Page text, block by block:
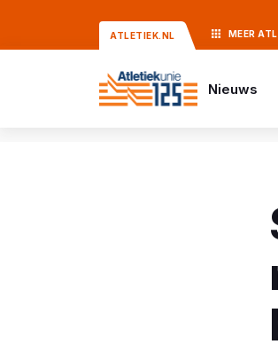
ATLETIEK.NL MEER
Nieuws